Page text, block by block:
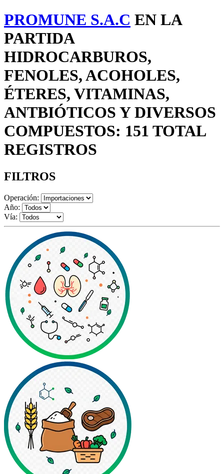
PROMUNE S.A.C EN LA
PARTIDA
HIDROCARBUROS,
FENOLES, ACOHOLES,
ÉTERES, VITAMINAS,
ANTBIÓTICOS Y DIVERSOS
COMPUESTOS: 151 TOTAL
REGISTROS
FILTROS
Operación:
Año:
Vía: